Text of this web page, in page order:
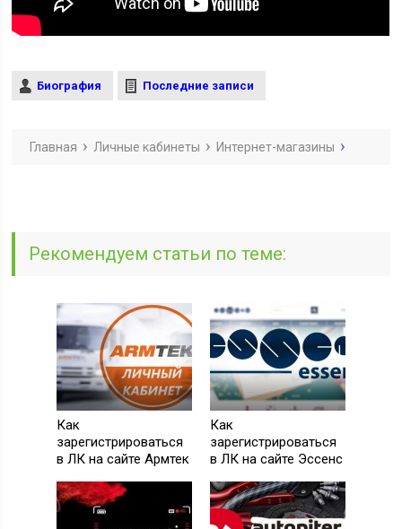
Биография Последние записи
Главная Личные кабинеты Интернет-магазины
Рекомендуем статьи по теме:
Как
зарегистрироваться
в ЛК на сайте Армтек
Как
зарегистрироваться
в ЛК на сайте Эссенс